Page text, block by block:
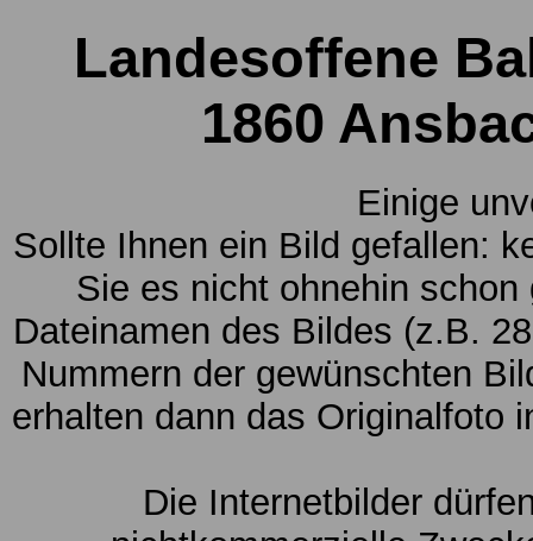
Landesoffene
1860
Einige
Sollte Ihnen ein Bild gefallen:
Sie es nicht ohnehin
Dateinamen des Bildes (z.B.
Nummern der gewünschten
erhalten dann das Originalfoto
Die Internetbilder